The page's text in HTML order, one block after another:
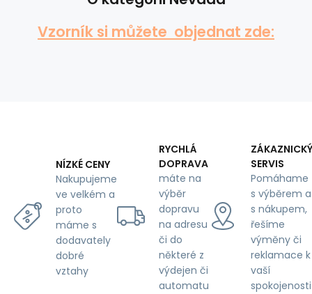
Vzorník si můžete objednat zde:
NÍZKÉ CENY
Nakupujeme
ve velkém a
proto
máme s
dodavately
dobré
vztahy
RYCHLÁ
DOPRAVA
máte na
výběr
dopravu
na adresu
či do
některé z
výdejen či
automatu
ZÁKAZNICKÝ
SERVIS
Pomáhame
s výběrem a
s nákupem,
řešíme
výměny či
reklamace k
vaší
spokojenosti